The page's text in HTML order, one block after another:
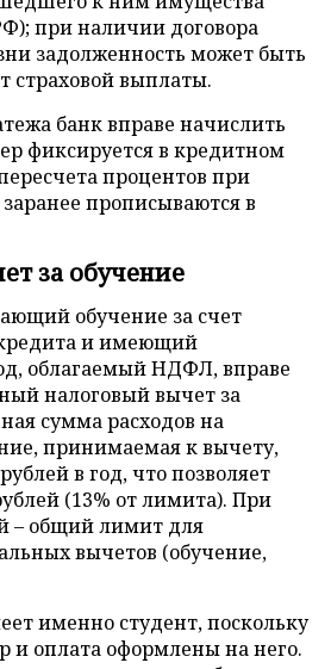
при наличии договора
задолженность может быть
страховой выплаты.
банк вправе начислить
фиксируется в кредитном
процентов при
прописываются в
за обучение
обучение за счет
кредита и имеющий
облагаемый НДФЛ, вправе
налоговый вычет за
сумма расходов на
принимаемая к вычету,
в год, что позволяет
(13% от лимита). При
– общий лимит для
вычетов (обучение,
именно студент, поскольку
и оплата оформлены на него.